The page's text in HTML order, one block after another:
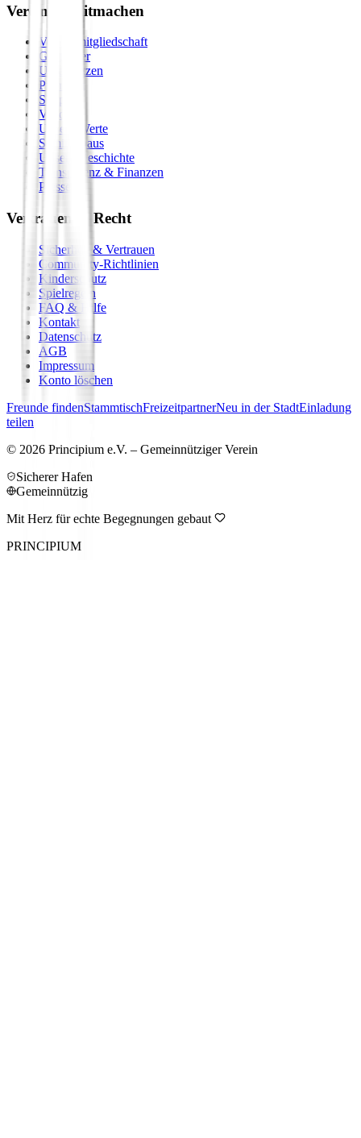
Verein & Mitmachen
Vereinsmitgliedschaft
Gastgeber
Unterstützen
Premium
Shop
Vision
Unsere Werte
Seminarhaus
Unsere Geschichte
Transparenz & Finanzen
Presse
Vertrauen & Recht
Sicherheit & Vertrauen
Community-Richtlinien
Kinderschutz
Spielregeln
FAQ & Hilfe
Kontakt
Datenschutz
AGB
Impressum
Konto löschen
Freunde findenStammtischFreizeitpartnerNeu in der StadtEinladung
teilen
© 2026 Principium e.V. – Gemeinnütziger Verein
Sicherer Hafen
Gemeinnützig
Mit Herz für echte Begegnungen gebaut
PRINCIPIUM